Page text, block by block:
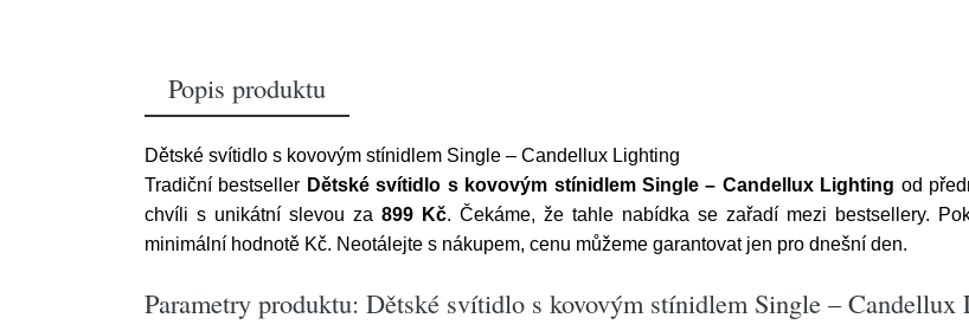
Popis produktu
Dětské svítidlo s kovovým stínidlem Single – Candellux Lighting
Tradiční bestseller Dětské svítidlo s kovovým stínidlem Single – Candellux Lighting od
chvíli s unikátní slevou za 899 Kč. Čekáme, že tahle nabídka se zařadí mezi bestsellery.
minimální hodnotě Kč. Neotálejte s nákupem, cenu můžeme garantovat jen pro dnešní den.
Parametry produktu: Dětské svítidlo s kovovým stínidlem Single –